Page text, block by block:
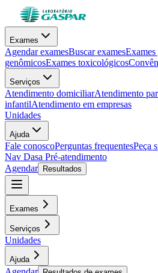
Exames
Agendar examesBuscar examesExames
genômicosExames toxicológicos
Serviços
Atendimento domiciliarAtendimento
infantilAtendimento em empresas
Unidades
Ajuda
Fale conoscoPerguntas frequentesPeça
Nav Dasa Pré-atendimento
Agendar
Resultados
Exames
Serviços
Unidades
Ajuda